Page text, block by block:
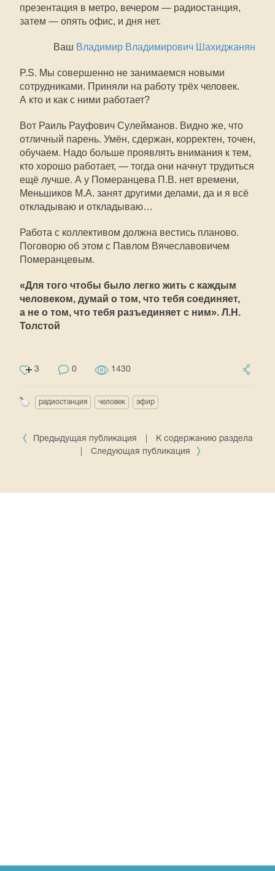
презентация в метро, вечером — радиостанция,
затем — опять офис, и дня нет.
Ваш Владимир Владимирович Шахиджанян
P.S. Мы совершенно не занимаемся новыми
сотрудниками. Приняли на работу трёх человек.
А кто и как с ними работает?
Вот Раиль Рауфович Сулейманов. Видно же, что
отличный парень. Умён, сдержан, корректен, точен,
обучаем. Надо больше проявлять внимания к тем,
кто хорошо работает, — тогда они начнут трудиться
ещё лучше. А у Померанцева П.В. нет времени,
Меньшиков М.А. занят другими делами, да и я всё
откладываю и откладываю…
Работа с коллективом должна вестись планово.
Поговорю об этом с Павлом Вячеславовичем
Померанцевым.
«Для того чтобы было легко жить с каждым
человеком, думай о том, что тебя соединяет,
а не о том, что тебя разъединяет с ним». Л.Н.
Толстой
3 0 1430
радиостанция человек эфир
Предыдущая публикация
К содержанию раздела
Следующая публикация